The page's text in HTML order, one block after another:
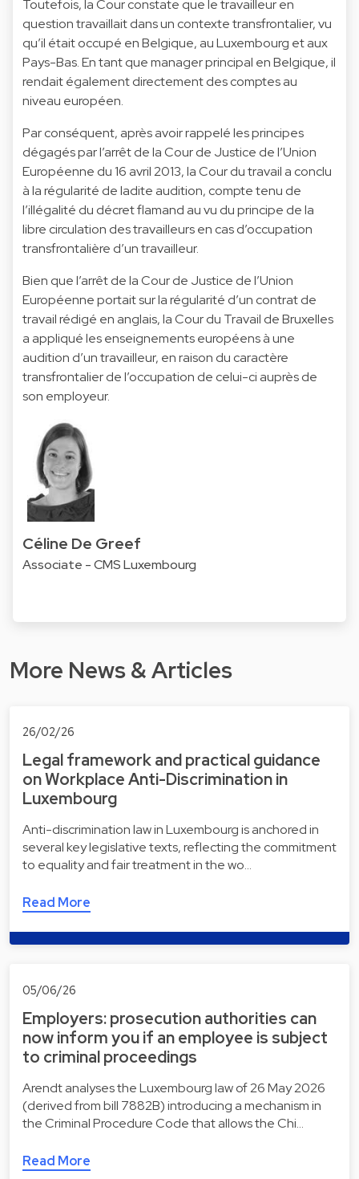
Toutefois, la Cour constate que le travailleur en
question travaillait dans un contexte transfrontalier, vu
qu’il était occupé en Belgique, au Luxembourg et aux
Pays-Bas. En tant que manager principal en Belgique, il
rendait également directement des comptes au
niveau européen.
Par conséquent, après avoir rappelé les principes
dégagés par l’arrêt de la Cour de Justice de l’Union
Européenne du 16 avril 2013, la Cour du travail a conclu
à larégularité de ladite audition, compte tenu de
l’illégalité du décret flamand au vu du principe de la
libre circulation des travailleurs en cas d’occupation
transfrontalière d’un travailleur.
Bien que l’arrêt de la Cour de Justice de l’Union
Européenne portait sur la régularité d’un contrat de
travail rédigé en anglais, la Cour du Travail de Bruxelles
a appliqué les enseignements européens à une
audition d’un travailleur, en raison du caractère
transfrontalier de l’occupation de celui-ci auprès de
son employeur.
Céline De Greef
Associate - CMS Luxembourg
More News & Articles
26/02/26
Legal framework and practical guidance
on Workplace Anti-Discrimination in
Luxembourg
Anti-discrimination law in Luxembourg is anchored in
several key legislative texts, reflecting the commitment
to equality and fair treatment in the wo…
Read More
05/06/26
Employers: prosecution authorities can
now inform you if an employee is subject
to criminal proceedings
Arendt analyses the Luxembourg law of 26 May 2026
(derived from bill 7882B) introducing a mechanism in
the Criminal Procedure Code that allows the Chi…
Read More